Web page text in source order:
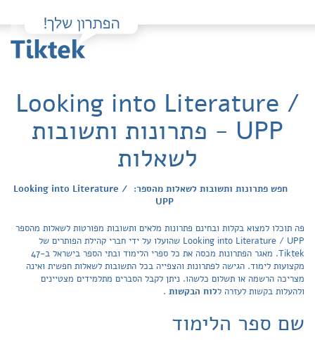
Looking into Literature /
UPP - פתרונות ותשובות
לשאלות
חפש פתרונות ותשובות לשאלות מהספר: Looking into Literature /
UPP
פה תוכלו למצוא בקלות ובחינם פתרונות מלאים ותשובות מפורטות לשאלות מהספר
Looking into Literature / UPP שהועלו על ידי חברי קהילת הפותרים של
Tiktek. מאגר הפתרונות מכסה את כל ספרי הלימוד ובתי הספר בישראל ב-47
מקצועות לימוד. הגישה לפתרונות והצפייה בכל התשובות לשאלות חפשית ואינה
מצריכה הרשמה או תשלום כלשהו. ניתן לקבל הסברים מתלמידים מצטיינים
ולהעלות בקשות לעזרה ללוח הבקשות .
שם ספר הלימוד